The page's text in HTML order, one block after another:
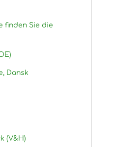
finden Sie die
Dansk
(V&H)